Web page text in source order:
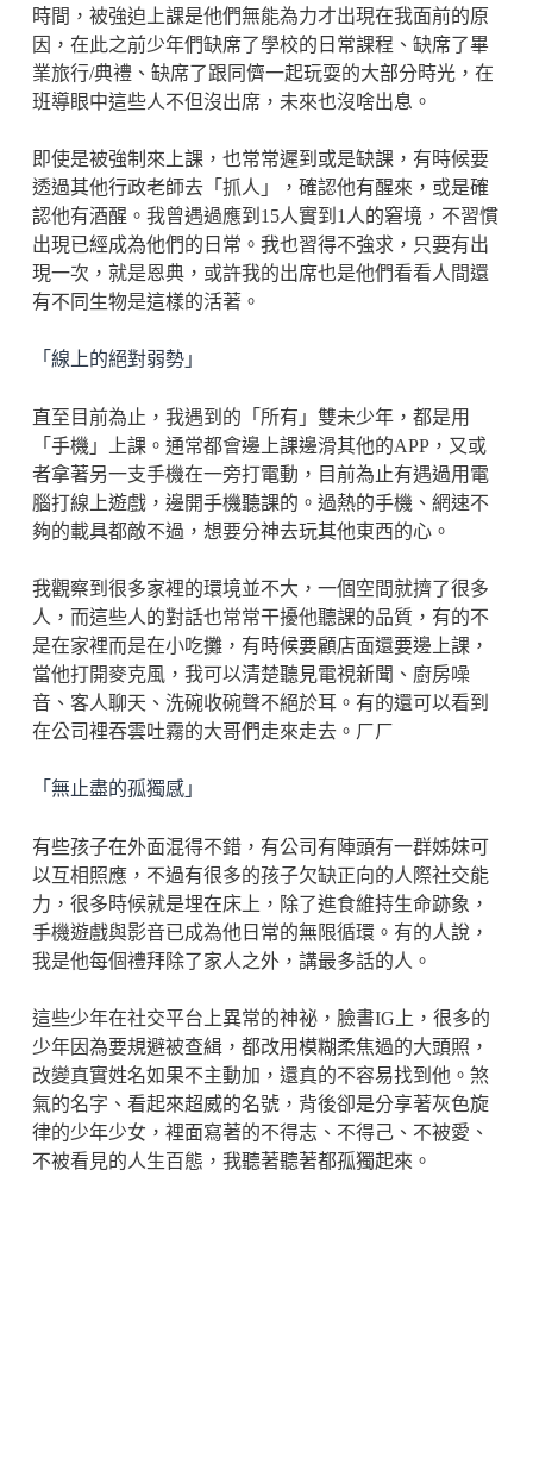
時間，被強迫上課是他們無能為力才出現在我面前的原
因，在此之前少年們缺席了學校的日常課程、缺席了畢
業旅行/典禮、缺席了跟同儕一起玩耍的大部分時光，在
班導眼中這些人不但沒出席，未來也沒啥出息。
即使是被強制來上課，也常常遲到或是缺課，有時候要
透過其他行政老師去「抓人」，確認他有醒來，或是確
認他有酒醒。我曾遇過應到15人實到1人的窘境，不習慣
出現已經成為他們的日常。我也習得不強求，只要有出
現一次，就是恩典，或許我的出席也是他們看看人間還
有不同生物是這樣的活著。
「線上的絕對弱勢」
直至目前為止，我遇到的「所有」雙未少年，都是用
「手機」上課。通常都會邊上課邊滑其他的APP，又或
者拿著另一支手機在一旁打電動，目前為止有遇過用電
腦打線上遊戲，邊開手機聽課的。過熱的手機、網速不
夠的載具都敵不過，想要分神去玩其他東西的心。
我觀察到很多家裡的環境並不大，一個空間就擠了很多
人，而這些人的對話也常常干擾他聽課的品質，有的不
是在家裡而是在小吃攤，有時候要顧店面還要邊上課，
當他打開麥克風，我可以清楚聽見電視新聞、廚房噪
音、客人聊天、洗碗收碗聲不絕於耳。有的還可以看到
在公司裡吞雲吐霧的大哥們走來走去。ㄏㄏ
「無止盡的孤獨感」
有些孩子在外面混得不錯，有公司有陣頭有一群姊妹可
以互相照應，不過有很多的孩子欠缺正向的人際社交能
力，很多時候就是埋在床上，除了進食維持生命跡象，
手機遊戲與影音已成為他日常的無限循環。有的人說，
我是他每個禮拜除了家人之外，講最多話的人。
這些少年在社交平台上異常的神祕，臉書IG上，很多的
少年因為要規避被查緝，都改用模糊柔焦過的大頭照，
改變真實姓名如果不主動加，還真的不容易找到他。煞
氣的名字、看起來超威的名號，背後卻是分享著灰色旋
律的少年少女，裡面寫著的不得志、不得己、不被愛、
不被看見的人生百態，我聽著聽著都孤獨起來。